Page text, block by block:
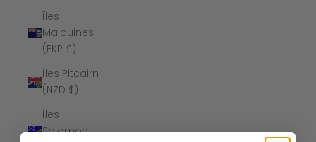
Îles
Malouines
(FKP £)
Îles Pitcairn
(NZD $)
Îles
Salomon